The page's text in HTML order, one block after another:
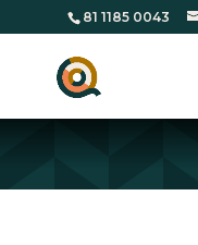
81 1185 0043